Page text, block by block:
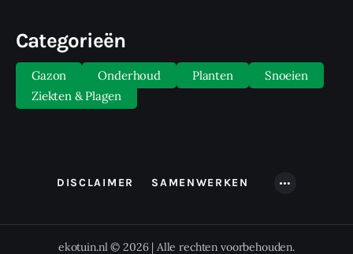
Categorieën
Gazon Onderhoud Planten
Snoeien
Ziekten & Plagen
DISCLAIMER SAMENWERKEN
ekotuin.nl © 2026 | Alle rechten voorbehouden.